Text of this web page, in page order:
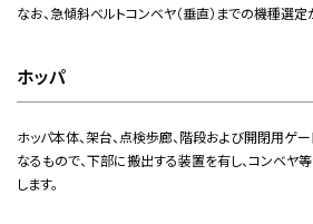
なお、急傾斜ベルトコンベヤ（垂直）までの機種選定
ホッパ
ホッパ本体、架台、点検歩廊、階段および開閉用ゲ
なるもので、下部に搬出する装置を有し、コンベヤ
します。